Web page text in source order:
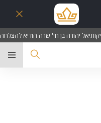
יקותיאל יהודה בן חי' שרה הודיא להצלחה